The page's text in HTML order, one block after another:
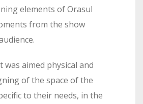
elements of Orasul
from the show
aimed physical and
of the space of the
to their needs, in the